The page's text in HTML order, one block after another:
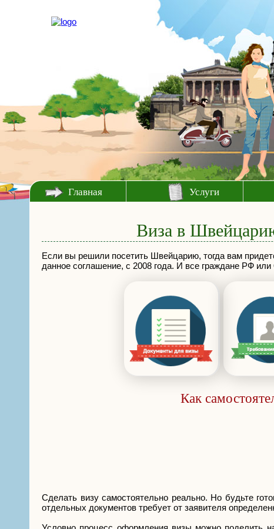
Главная Услуги
Виза в
Если вы решили посетить Швейцарию, тогда вам
данное соглашение, с 2008 года. И все граждане РФ
Как
Сделать визу самостоятельно реально. Но будьте
отдельных документов требует от заявителя